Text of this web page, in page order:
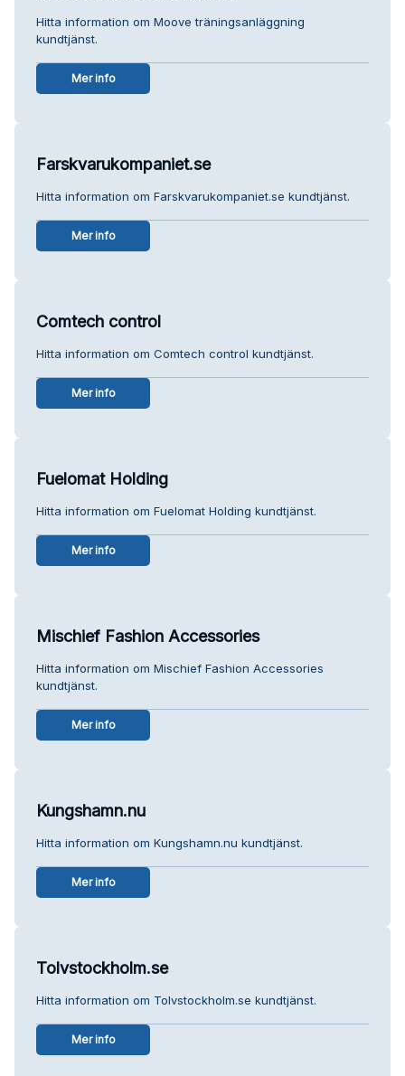
Hitta information om Moove träningsanläggning
kundtjänst.
Mer info
Farskvarukompaniet.se
Hitta information om Farskvarukompaniet.se kundtjänst.
Mer info
Comtech control
Hitta information om Comtech control kundtjänst.
Mer info
Fuelomat Holding
Hitta information om Fuelomat Holding kundtjänst.
Mer info
Mischief Fashion Accessories
Hitta information om Mischief Fashion Accessories
kundtjänst.
Mer info
Kungshamn.nu
Hitta information om Kungshamn.nu kundtjänst.
Mer info
Tolvstockholm.se
Hitta information om Tolvstockholm.se kundtjänst.
Mer info